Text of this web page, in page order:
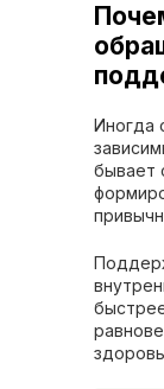
Иногда
бывает